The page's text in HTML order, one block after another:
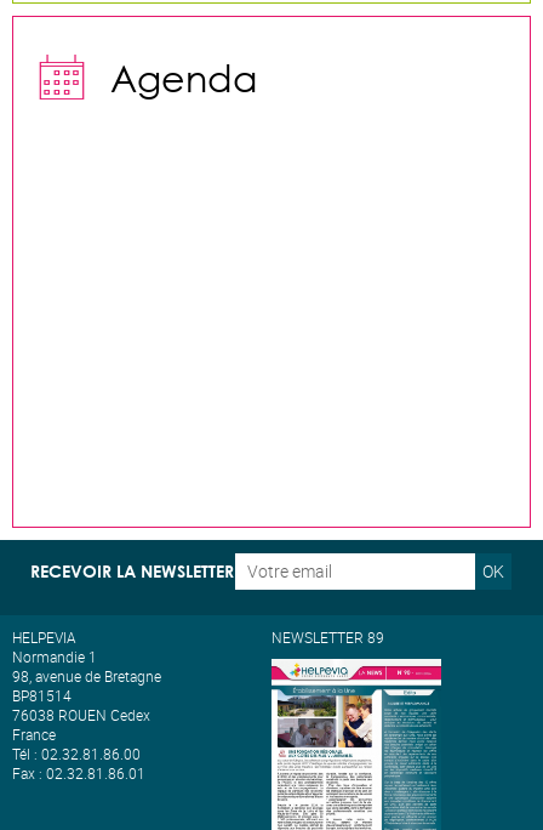
 Agenda
RECEVOIR LA NEWSLETTER OK
HELPEVIA
Normandie 1
98, avenue de Bretagne
BP81514
76038 ROUEN Cedex
France
Tél : 02.32.81.86.00
Fax : 02.32.81.86.01
NEWSLETTER 89